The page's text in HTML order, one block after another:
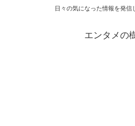
日々の気になった情報を発信
エンタメの